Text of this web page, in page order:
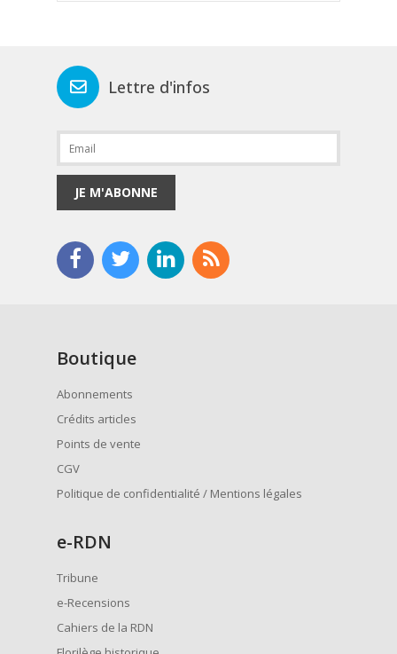
Lettre d'infos
JE M'ABONNE
Boutique
Abonnements
Crédits articles
Points de vente
CGV
Politique de confidentialité / Mentions légales
e-RDN
Tribune
e-Recensions
Cahiers de la RDN